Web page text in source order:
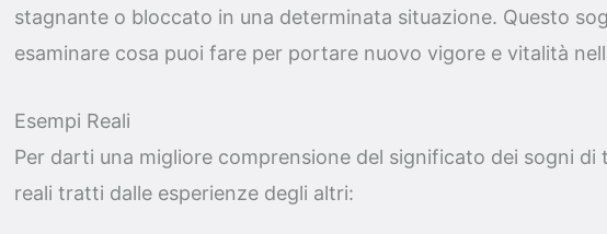
stagnante o bloccato in una determinata situazione. Questo
esaminare cosa puoi fare per portare nuovo vigore e vitalità
Esempi Reali
Per darti una migliore comprensione del significato dei sogni di
reali tratti dalle esperienze degli altri: